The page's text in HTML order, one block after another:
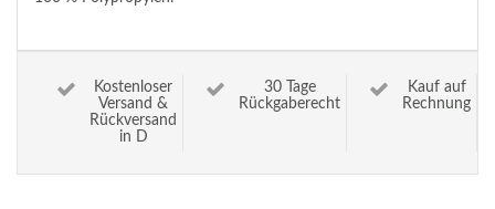
Kostenloser
Versand &
Rückversand
in D
30 Tage
Rückgaberecht
Kauf auf
Rechnung